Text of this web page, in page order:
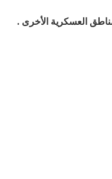
العسكرية الأخرى .